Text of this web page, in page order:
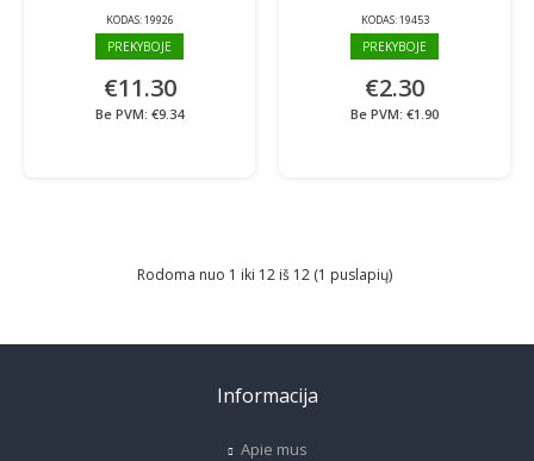
KODAS:19926
PREKYBOJE
€11.30
Be PVM: €9.34
KODAS:19453
PREKYBOJE
€2.30
Be PVM: €1.90
Rodoma nuo 1 iki 12 iš 12 (1 puslapių)
Informacija
Apie mus